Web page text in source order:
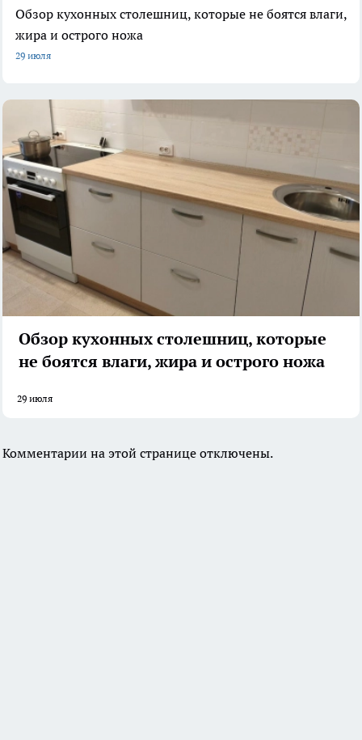
Обзор кухонных столешниц, которые не боятся влаги,
жира и острого ножа
29 июля
Обзор кухонных столешниц, которые
не боятся влаги, жира и острого ножа
29 июля
Комментарии на этой странице отключены.